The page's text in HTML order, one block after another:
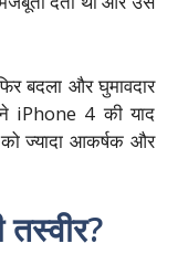
बदला और घुमावदार
iPhone 4 की याद
ज्यादा आकर्षक और